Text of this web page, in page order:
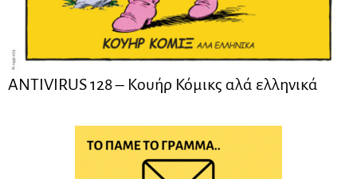
ANTIVIRUS 128 – Kουήρ Κόμικς αλά ελληνικά